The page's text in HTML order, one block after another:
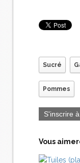
Sucré
Pommes
S'inscrire
Vous